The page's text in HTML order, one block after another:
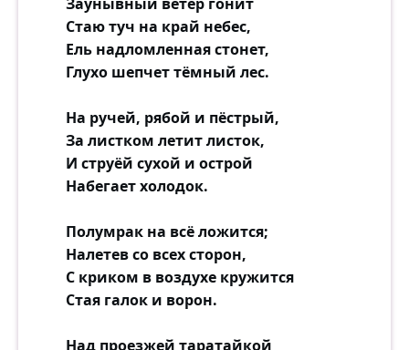
меня; но этот мёд уже не радует меня, а
белая и чёрная мышь — день и ночь —
подтачивают ветку, за которую я держусь.
Я ясно вижу дракона, и мёд уже не сладок
и мышей, — и не могу отвратить от них
взор. И это не басня, а это истинная,
неоспоримая и всякому понятная правда.
Стаю туч на край небес,
Ель надломленная стонет,
Глухо шепчет тёмный лес.
На ручей, рябой и пёстрый,
За листком летит листок,
И струёй сухой и острой
Набегает холодок.
Полумрак на всё ложится;
Налетев со всех сторон,
С криком в воздухе кружится
Стая галок и ворон.
Над проезжей таратайкой